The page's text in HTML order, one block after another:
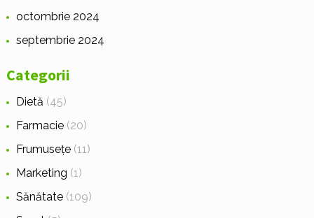
octombrie 2024
septembrie 2024
Categorii
Dietă (45)
Farmacie(20)
Frumusețe(11)
Marketing (1)
Sănătate(109)